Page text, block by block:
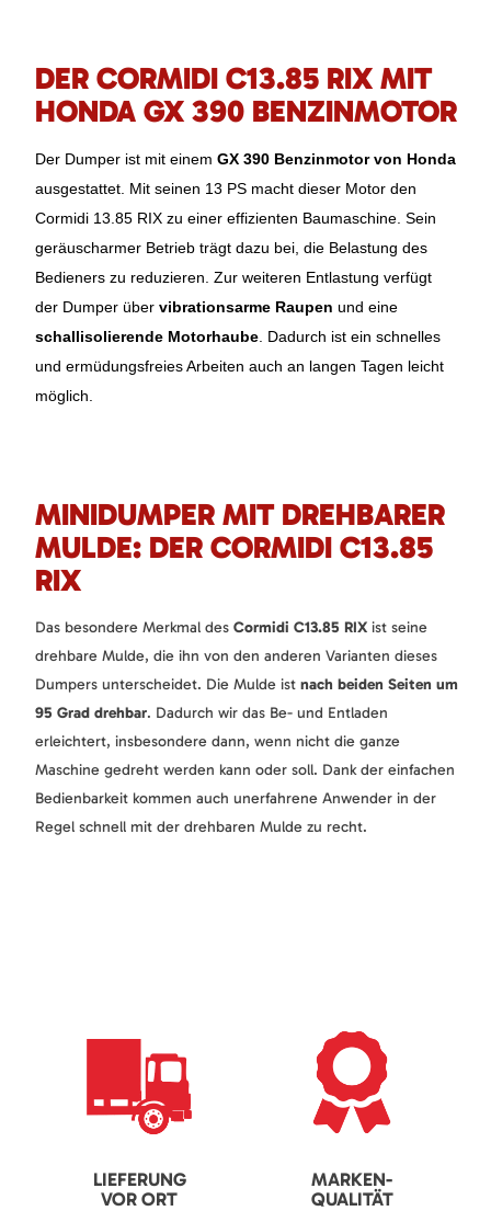
DER CORMIDI C13.85 RIX MIT
HONDA GX 390 BENZINMOTOR
Der Dumper ist mit einem GX 390 Benzinmotor von Honda
ausgestattet. Mit seinen 13 PS macht dieser Motor den
Cormidi 13.85 RIX zu einer effizienten Baumaschine. Sein
geräuscharmer Betrieb trägt dazu bei, die Belastung des
Bedieners zu reduzieren. Zur weiteren Entlastung verfügt
der Dumper über vibrationsarme Raupen und eine
schallisolierende Motorhaube . Dadurch ist ein schnelles
und ermüdungsfreies Arbeiten auch an langen Tagen leicht
möglich.
MINIDUMPER MIT DREHBARER
MULDE: DER CORMIDI C13.85
RIX
Das besondere Merkmal des Cormidi C13.85 RIX ist seine
drehbare Mulde, die ihn von den anderen Varianten dieses
Dumpers unterscheidet. Die Mulde ist nach beiden Seiten um
95 Grad drehbar. Dadurch wir das Be- und Entladen
erleichtert, insbesondere dann, wenn nicht die ganze
Maschine gedreht werden kann oder soll. Dank der einfachen
Bedienbarkeit kommen auch unerfahrene Anwender in der
Regel schnell mit der drehbaren Mulde zu recht.
LIEFERUNG
VOR ORT
MARKEN-
QUALITÄT